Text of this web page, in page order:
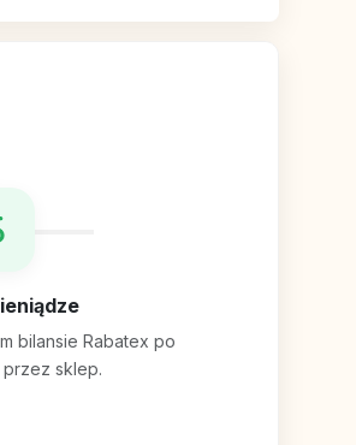
bilansie Rabatex po
sklep.